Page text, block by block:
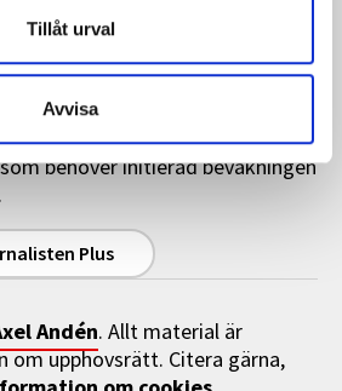
Tillåt urval
Avvisa
heltäckande
innehåll och granskande
behöver initierad bevakningen
Plus
Andén. Allt material är
om upphovsrätt. Citera gärna,